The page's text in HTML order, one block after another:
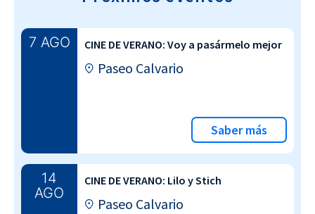
7 AGO CINE DE VERANO: Voy a pasármelo mejor
Paseo Calvario
Saber más
14
AGO
CINE DE VERANO: Lilo y Stich
Paseo Calvario